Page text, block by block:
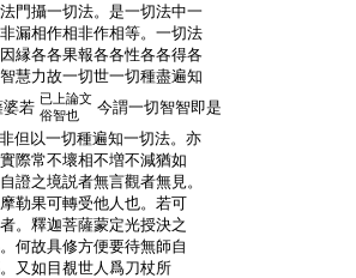
門攝一切法。是一切法中一
漏相作相非作相等。一切法
縁各各果報各各性各各得各
慧力故一切世一切種盡遍知
婆若 已上論文
俗智也
今謂一切智智即是
但以一切種遍知一切法。亦
際常不壞相不増不減猶如
證之境説者無言觀者無見。
勒果可轉受他人也。若可
。釋迦菩薩蒙定光授決之
何故具修方便要待無師自
又如目覩世人爲刀杖所